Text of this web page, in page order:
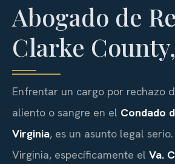
Abogado de
Clarke
Enfrentar un cargo por rechazo
aliento o sangre en el Condado
Virginia, es un asunto legal
Virginia, específicamente el Va.